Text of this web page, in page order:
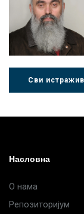
Др Миша
Стојадиновић
Сви
Насловна
О нама
Репозиторијум